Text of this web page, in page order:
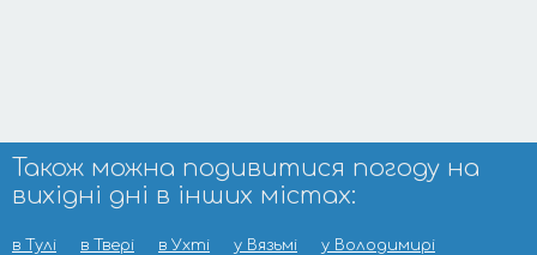
Також можна подивитися погоду на
вихідні дні в інших містах:
в Тулі в Твері в Ухті у Вязьмі
у Володимирі